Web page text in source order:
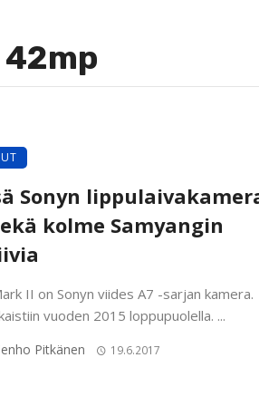
42mp
Sonyn
kolme Samyangin
II on Sonyn viides A7 -sarjan kamera.
vuoden 2015 loppupuolella. ...
Pitkänen 19.6.2017